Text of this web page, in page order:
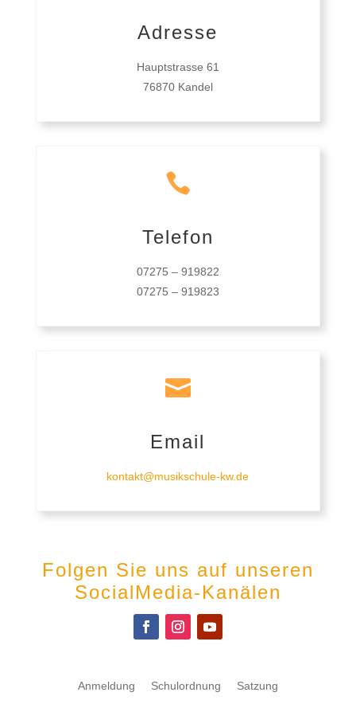
Adresse
Hauptstrasse 61
76870 Kandel

Telefon
07275 – 919822
07275 – 919823

Email
kontakt@musikschule-kw.de
Folgen Sie uns auf unseren
SocialMedia-Kanälen
Anmeldung Schulordnung Satzung